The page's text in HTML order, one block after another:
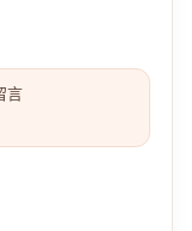
言